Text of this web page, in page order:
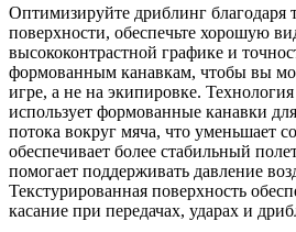
Оптимизируйте дриблинг благодаря
поверхности, обеспечьте хорошую
высококонтрастной графике и
формованным канавкам, чтобы вы
игре, а не на экипировке.
использует формованные канавки
потока вокруг мяча, что уменьшает
обеспечивает более стабильный
помогает поддерживать давление
Текстурированная поверхность
касание при передачах, ударах и